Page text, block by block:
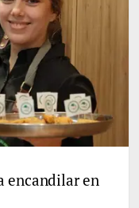
encandilar en